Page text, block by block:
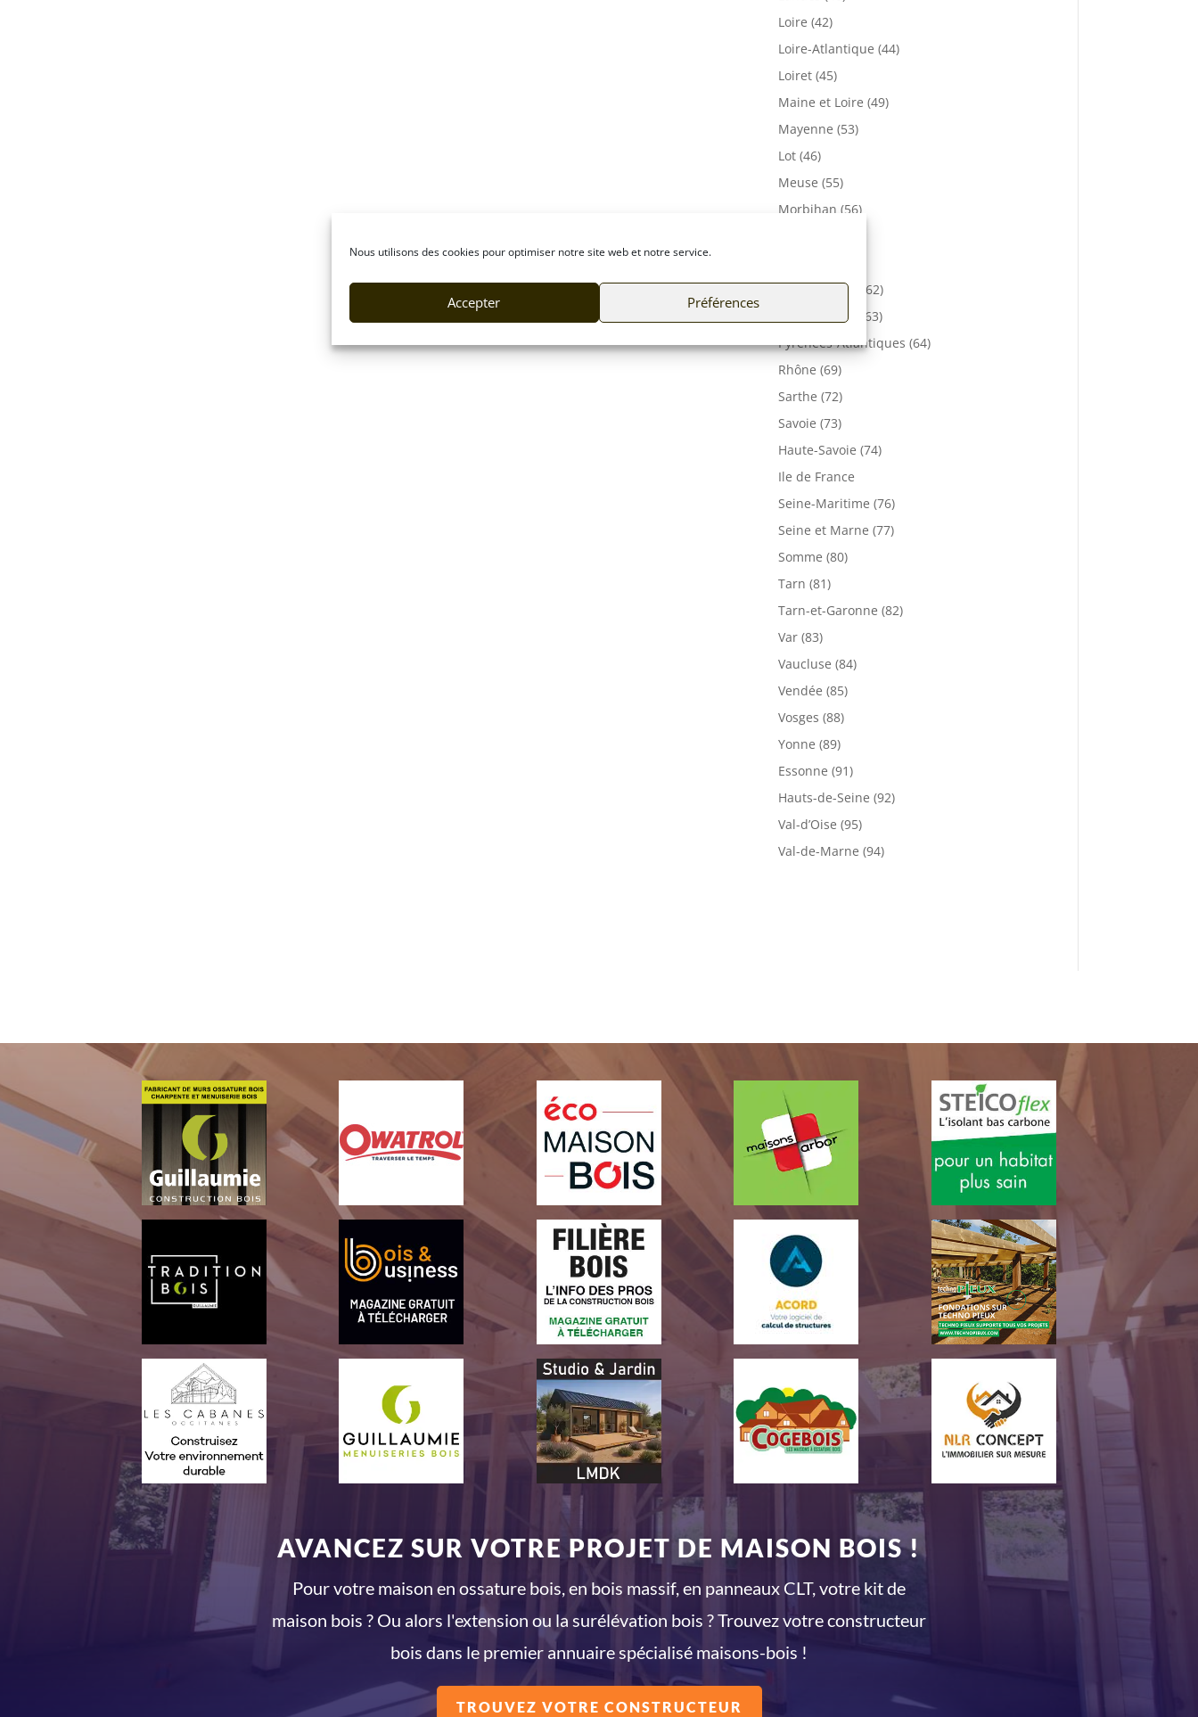
Nous utilisons des cookies pour optimiser notre site web et notre service.
Accepter Préférences
Loire (42)
Loire-Atlantique (44)
Loiret (45)
Maine et Loire (49)
Mayenne (53)
Lot (46)
Meuse (55)
Morbihan (56)
Pas-de-Calais (62)
Puy De Dôme (63)
Pyrénées-Atlantiques (64)
Rhône (69)
Sarthe (72)
Savoie (73)
Haute-Savoie (74)
Ile de France
Seine-Maritime (76)
Seine et Marne (77)
Somme (80)
Tarn (81)
Tarn-et-Garonne (82)
Var (83)
Vaucluse (84)
Vendée (85)
Vosges (88)
Yonne (89)
Essonne (91)
Hauts-de-Seine (92)
Val-d’Oise (95)
Val-de-Marne (94)
AVANCEZ SUR VOTRE PROJET DE MAISON BOIS !
Pour votre maison en ossature bois, en bois massif, en panneaux CLT, votre kit de
maison bois ? Ou alors l'extension ou la surélévation bois ? Trouvez votre constructeur
bois dans le premier annuaire spécialisé maisons-bois !
TROUVEZ VOTRE CONSTRUCTEUR